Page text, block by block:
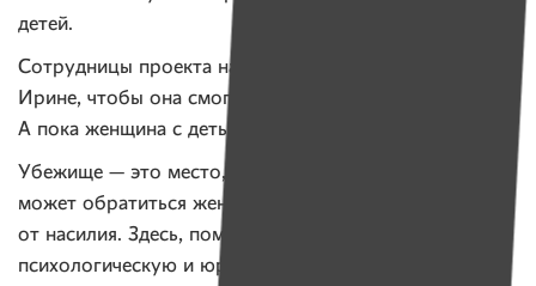
детей.
Сотрудницы проекта написали ходатайство на работу
Ирине, чтобы она смогла получить общежитие.
А пока женщина с детьми остается в убежище.
Убежище — это место, куда в любое время суток
может обратиться женщина, пострадавшая
от насилия. Здесь, помимо жилья, ей окажут
психологическую и юридическую помощь. Если